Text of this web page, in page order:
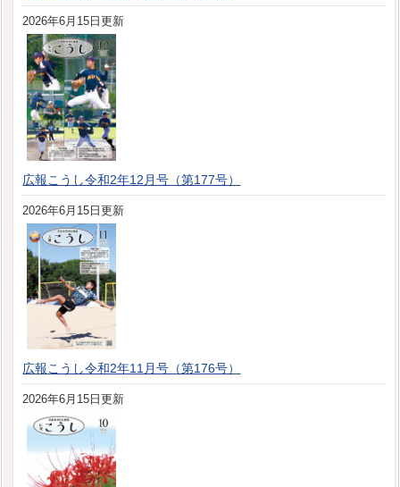
2026年6月15日更新
広報こうし令和2年12月号（第177号）
2026年6月15日更新
広報こうし令和2年11月号（第176号）
2026年6月15日更新